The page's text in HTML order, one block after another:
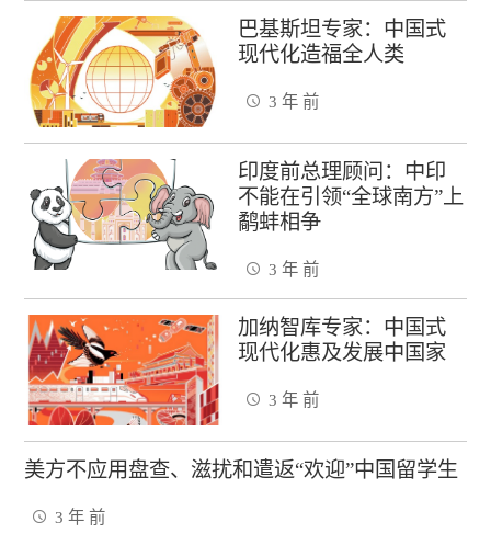
巴基斯坦专家：中国式
现代化造福全人类
3 年 前
印度前总理顾问：中印
不能在引领“全球南方”上
鹬蚌相争
3 年 前
加纳智库专家：中国式
现代化惠及发展中国家
3 年 前
美方不应用盘查、滋扰和遣返“欢迎”中国留学生
3 年 前